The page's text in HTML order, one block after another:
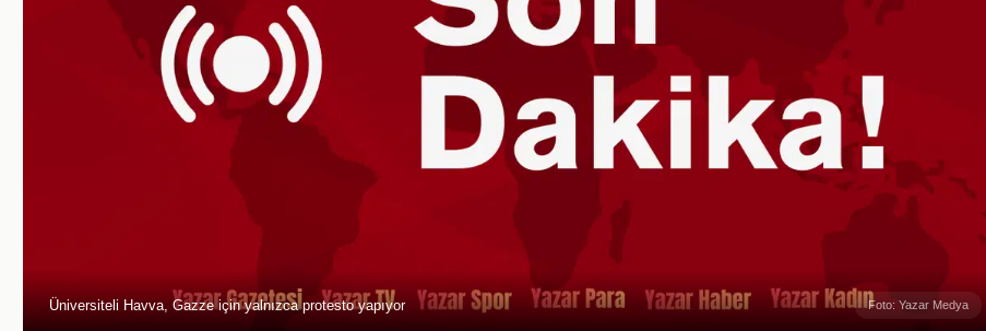
Üniversiteli Havva, Gazze için yalnızca protesto yapıyor Foto: Yazar Medya